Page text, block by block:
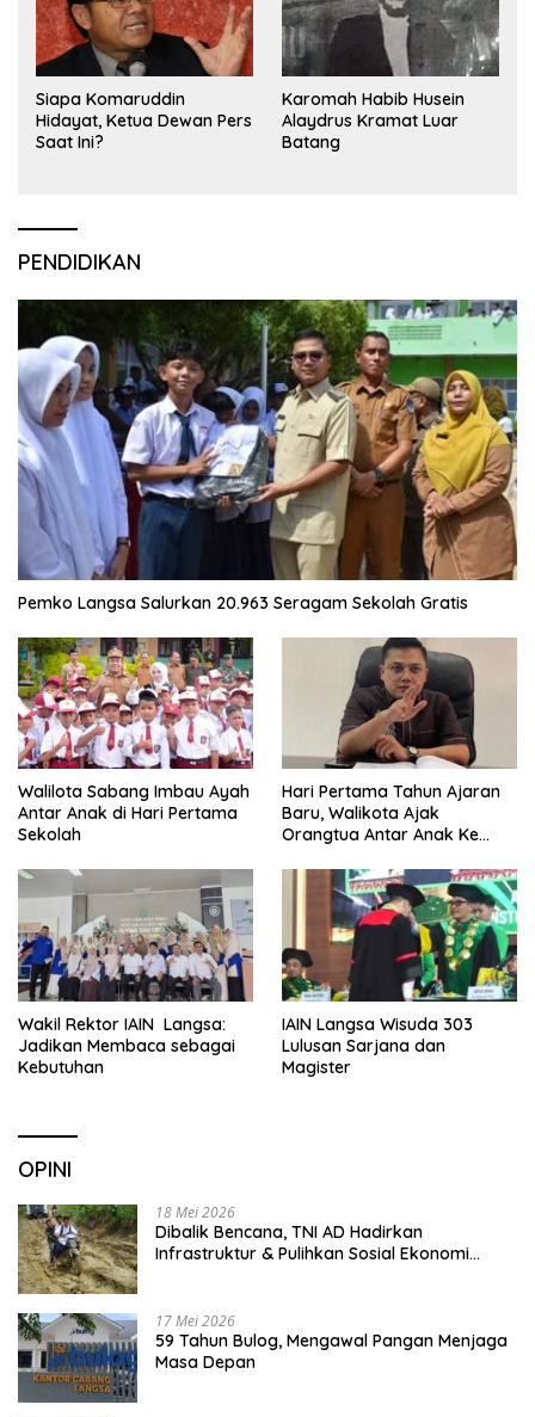
Siapa Komaruddin
Hidayat, Ketua Dewan Pers
Saat Ini?
Karomah Habib Husein
Alaydrus Kramat Luar
Batang
PENDIDIKAN
Pemko Langsa Salurkan 20.963 Seragam Sekolah Gratis
Walilota Sabang Imbau Ayah
Antar Anak di Hari Pertama
Sekolah
Hari Pertama Tahun Ajaran
Baru, Walikota Ajak
Orangtua Antar Anak Ke
Wakil Rektor IAIN Langsa:
Jadikan Membaca sebagai
Kebutuhan
IAIN Langsa Wisuda 303
Lulusan Sarjana dan
Magister
OPINI
18 Mei 2026
Dibalik Bencana, TNI AD Hadirkan
Infrastruktur & Pulihkan Sosial Ekonomi
17 Mei 2026
59 Tahun Bulog, Mengawal Pangan Menjaga
Masa Depan